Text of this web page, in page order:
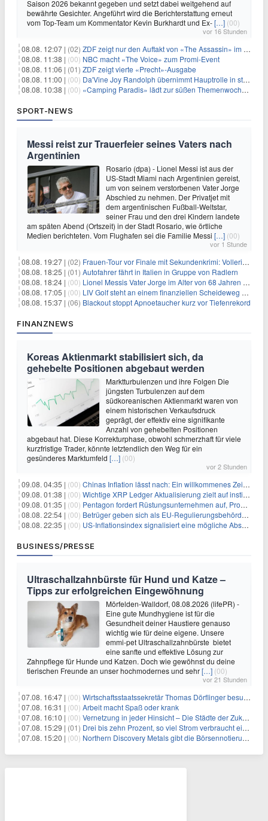
Saison 2026 bekannt gegeben und setzt dabei weitgehend auf
bewährte Gesichter. Angeführt wird die Berichterstattung erneut
vom Top-Team um Kommentator Kevin Burkhardt und Ex-[…] (00)
vor 16 Stunden
08.08. 12:07 | (02) ZDF zeigt nur den Auftakt von «The Assassin» im Fernsehen
08.08. 11:38 | (00) NBC macht «The Voice» zum Promi-Event
08.08. 11:06 | (01) ZDF zeigt vierte «Precht»-Ausgabe
08.08. 11:00 | (00) Da'Vine Joy Randolph übernimmt Hauptrolle in starbesetzter schwarzer Komödie
08.08. 10:38 | (00) «Camping Paradis» lädt zur süßen Themenwoche ein
SPORT-NEWS
Messi reist zur Trauerfeier seines Vaters nach
Argentinien
Rosario (dpa) - Lionel Messi ist aus der
US-Stadt Miami nach Argentinien gereist,
um von seinem verstorbenen Vater Jorge
Abschied zu nehmen. Der Privatjet mit
dem argentinischen Fußball-Weltstar,
seiner Frau und den drei Kindern landete
am späten Abend (Ortszeit) in der Stadt Rosario, wie örtliche
Medien berichteten. Vom Flughafen sei die Familie Messi […] (00)
vor 1 Stunde
08.08. 19:27 | (02) Frauen-Tour vor Finale mit Sekundenkrimi: Vollering in Gelb
08.08. 18:25 | (01) Autofahrer fährt in Italien in Gruppe von Radlern
08.08. 18:24 | (00) Lionel Messis Vater Jorge im Alter von 68 Jahren gestorben
08.08. 17:05 | (00) LIV Golf steht an einem finanziellen Scheideweg auf der Suche nach neuen Investitionen
08.08. 15:37 | (06) Blackout stoppt Apnoetaucher kurz vor Tiefenrekord
FINANZNEWS
Koreas Aktienmarkt stabilisiert sich, da
gehebelte Positionen abgebaut werden
Marktturbulenzen und ihre Folgen Die
jüngsten Turbulenzen auf dem
südkoreanischen Aktienmarkt waren von
einem historischen Verkaufsdruck
geprägt, der effektiv eine signifikante
Anzahl von gehebelten Positionen
abgebaut hat. Diese Korrekturphase, obwohl schmerzhaft für viele
kurzfristige Trader, könnte letztendlich den Weg für ein
gesünderes Marktumfeld […] (00)
vor 2 Stunden
09.08. 04:35 | (00) Chinas Inflation lässt nach: Ein willkommenes Zeichen für Investoren angesichts der Folgen des Öl-Schocks
09.08. 01:38 | (00) Wichtige XRP Ledger Aktualisierung zielt auf institutionelle Akzeptanz ab
09.08. 01:35 | (00) Pentagon fordert Rüstungsunternehmen auf, Produktion angesichts eskalierender globaler Spannungen zu steigern
08.08. 22:54 | (00) Betrüger geben sich als EU-Regulierungsbehörden aus, um Krypto-Nutzer nach MiCA-Deadline ins Visier zu nehmen
08.08. 22:35 | (00) US-Inflationsindex signalisiert eine mögliche Abschwächung der Inflationsdruck
BUSINESS/PRESSE
Ultraschallzahnbürste für Hund und Katze –
Tipps zur erfolgreichen Eingewöhnung
Mörfelden-Walldorf, 08.08.2026 (lifePR) -
Eine gute Mundhygiene ist für die
Gesundheit deiner Haustiere genauso
wichtig wie für deine eigene. Unsere
emmi-pet Ultraschallzahnbürste bietet
eine sanfte und effektive Lösung zur
Zahnpflege für Hunde und Katzen. Doch wie gewöhnst du deine
tierischen Freunde an unser hochmodernes und sehr[…] (00)
vor 21 Stunden
07.08. 16:47 | (00) Wirtschaftsstaatssekretär Thomas Dörflinger besucht Handwerksbetrieb im Kammerbezirk Freiburg
07.08. 16:31 | (00) Arbeit macht Spaß oder krank
07.08. 16:10 | (00) Vernetzung in jeder Hinsicht – Die Städte der Zukunft sind grün-blau
07.08. 15:29 | (01) Drei bis zehn Prozent, so viel Strom verbraucht ein Aufzug im Gebäude
07.08. 15:20 | (00) Northern Discovery Metals gibt die Börsennotierung an der Frankfurter Wertpapierbörse bekannt